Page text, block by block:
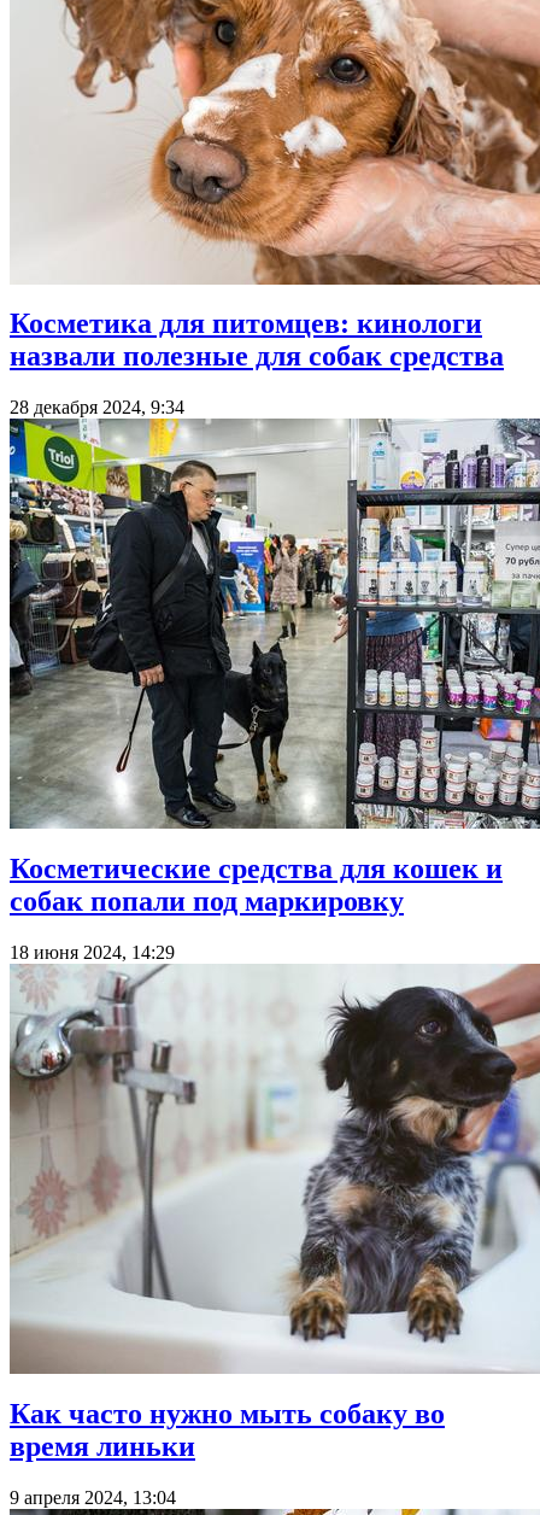
Косметика для питомцев: кинологи
назвали полезные для собак средства
28 декабря 2024, 9:34
Косметические средства для кошек и
собак попали под маркировку
18 июня 2024, 14:29
Как часто нужно мыть собаку во
время линьки
9 апреля 2024, 13:04